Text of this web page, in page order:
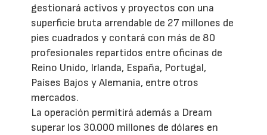
gestionará activos y proyectos con una
superficie bruta arrendable de 27 millones de
pies cuadrados y contará con más de 80
profesionales repartidos entre oficinas de
Reino Unido, Irlanda, España, Portugal,
Países Bajos y Alemania, entre otros
mercados.
La operación permitirá además a Dream
superar los 30.000 millones de dólares en